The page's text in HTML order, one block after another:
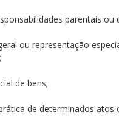
parentais
ou representação
de bens;
de determinados atos